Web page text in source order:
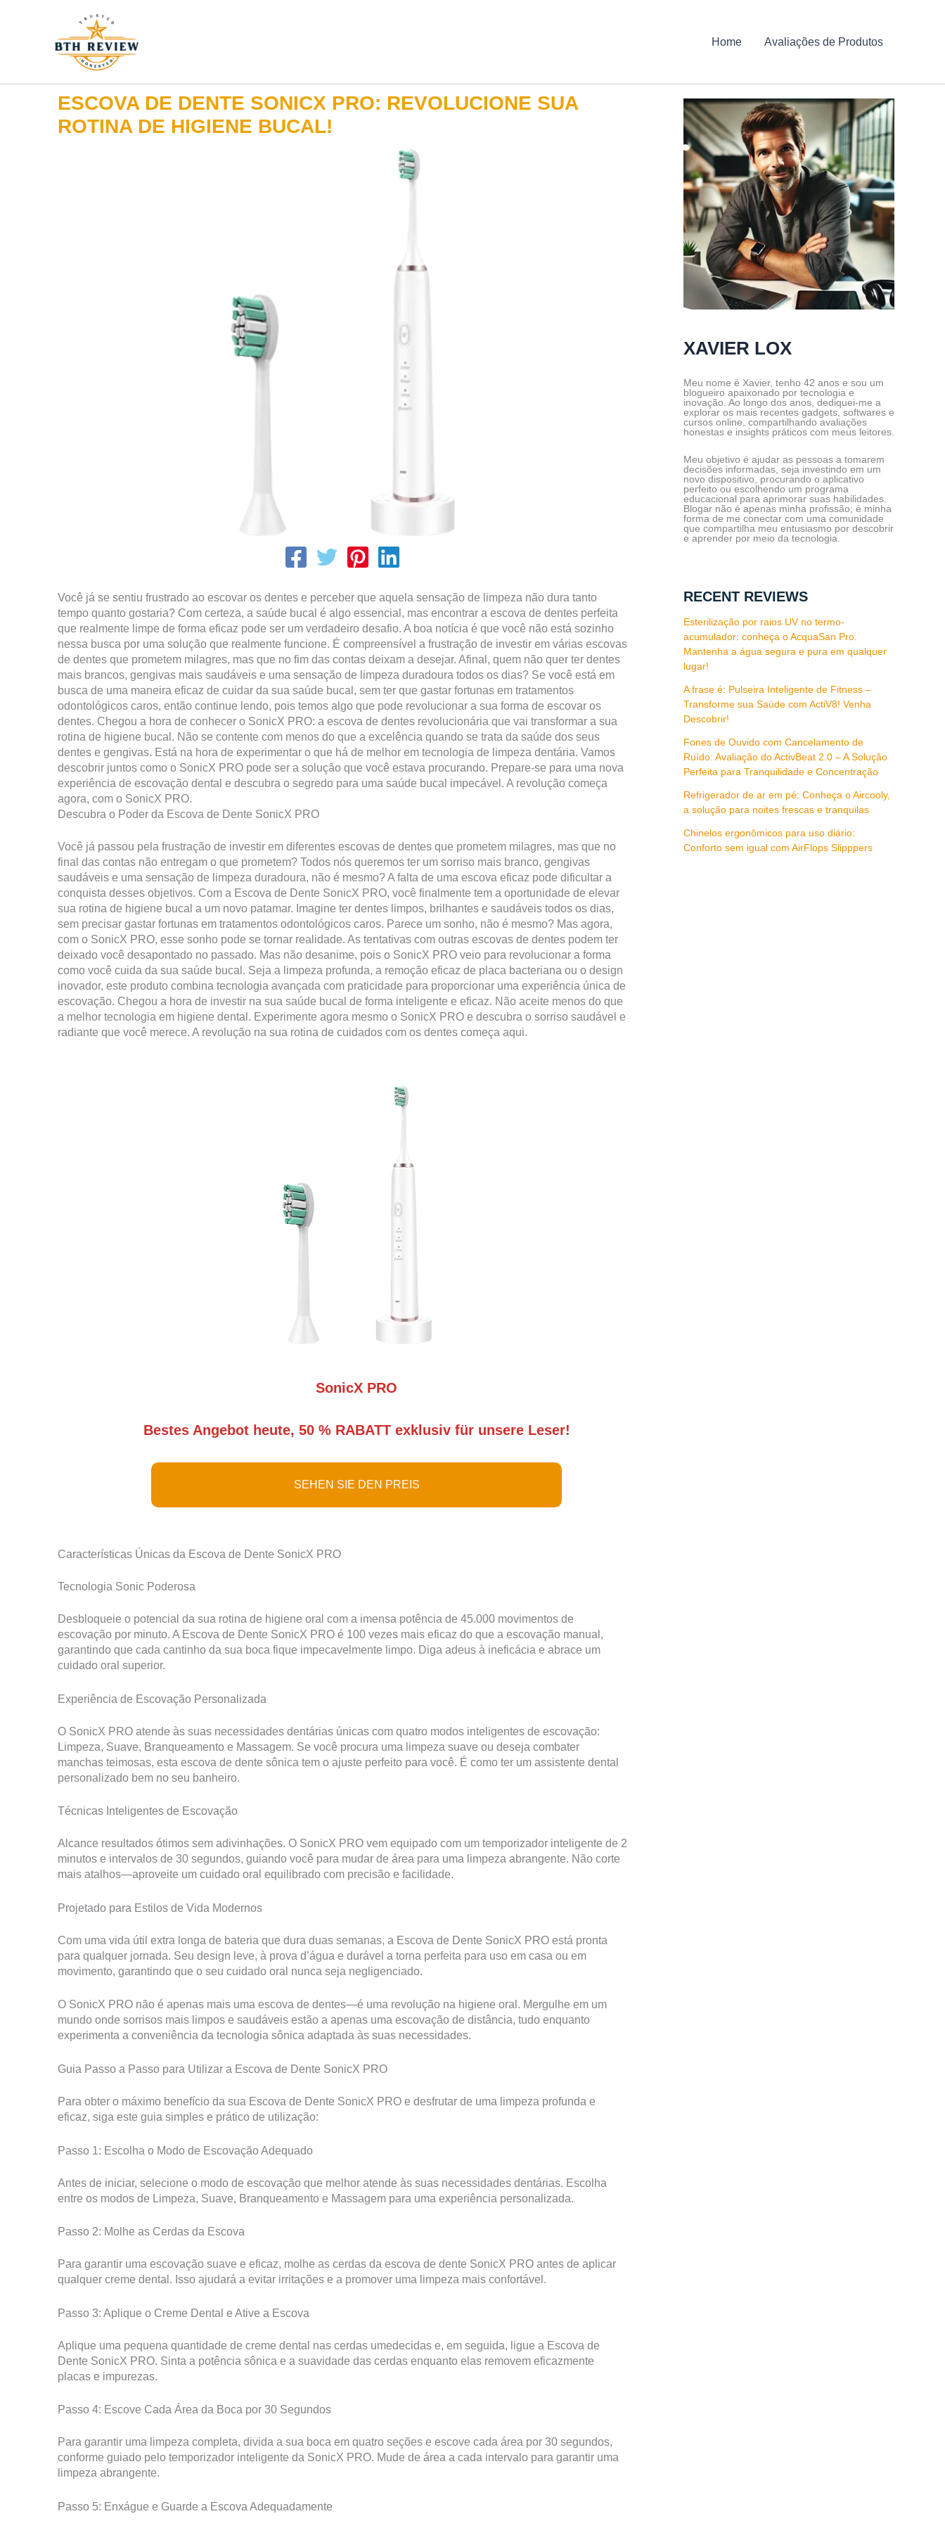
Home Avaliações de Produtos
ESCOVA DE DENTE SONICX PRO: REVOLUCIONE SUA
ROTINA DE HIGIENE BUCAL!
Você já se sentiu frustrado ao escovar os dentes e perceber que aquela sensação de limpeza não dura tanto
tempo quanto gostaria? Com certeza, a saúde bucal é algo essencial, mas encontrar a escova de dentes perfeita
que realmente limpe de forma eficaz pode ser um verdadeiro desafio. A boa notícia é que você não está sozinho
nessa busca por uma solução que realmente funcione. É compreensível a frustração de investir em várias escovas
de dentes que prometem milagres, mas que no fim das contas deixam a desejar. Afinal, quem não quer ter dentes
mais brancos, gengivas mais saudáveis e uma sensação de limpeza duradoura todos os dias? Se você está em
busca de uma maneira eficaz de cuidar da sua saúde bucal, sem ter que gastar fortunas em tratamentos
odontológicos caros, então continue lendo, pois temos algo que pode revolucionar a sua forma de escovar os
dentes. Chegou a hora de conhecer o SonicX PRO: a escova de dentes revolucionária que vai transformar a sua
rotina de higiene bucal. Não se contente com menos do que a excelência quando se trata da saúde dos seus
dentes e gengivas. Está na hora de experimentar o que há de melhor em tecnologia de limpeza dentária. Vamos
descobrir juntos como o SonicX PRO pode ser a solução que você estava procurando. Prepare-se para uma nova
experiência de escovação dental e descubra o segredo para uma saúde bucal impecável. A revolução começa
agora, com o SonicX PRO.
Descubra o Poder da Escova de Dente SonicX PRO
Você já passou pela frustração de investir em diferentes escovas de dentes que prometem milagres, mas que no
final das contas não entregam o que prometem? Todos nós queremos ter um sorriso mais branco, gengivas
saudáveis e uma sensação de limpeza duradoura, não é mesmo? A falta de uma escova eficaz pode dificultar a
conquista desses objetivos. Com a Escova de Dente SonicX PRO, você finalmente tem a oportunidade de elevar
sua rotina de higiene bucal a um novo patamar. Imagine ter dentes limpos, brilhantes e saudáveis todos os dias,
sem precisar gastar fortunas em tratamentos odontológicos caros. Parece um sonho, não é mesmo? Mas agora,
com o SonicX PRO, esse sonho pode se tornar realidade. As tentativas com outras escovas de dentes podem ter
deixado você desapontado no passado. Mas não desanime, pois o SonicX PRO veio para revolucionar a forma
como você cuida da sua saúde bucal. Seja a limpeza profunda, a remoção eficaz de placa bacteriana ou o design
inovador, este produto combina tecnologia avançada com praticidade para proporcionar uma experiência única de
escovação. Chegou a hora de investir na sua saúde bucal de forma inteligente e eficaz. Não aceite menos do que
a melhor tecnologia em higiene dental. Experimente agora mesmo o SonicX PRO e descubra o sorriso saudável e
radiante que você merece. A revolução na sua rotina de cuidados com os dentes começa aqui.
SonicX PRO
Bestes Angebot heute, 50 % RABATT exklusiv für unsere Leser!
SEHEN SIE DEN PREIS
Características Únicas da Escova de Dente SonicX PRO
Tecnologia Sonic Poderosa
Desbloqueie o potencial da sua rotina de higiene oral com a imensa potência de 45.000 movimentos de
escovação por minuto. A Escova de Dente SonicX PRO é 100 vezes mais eficaz do que a escovação manual,
garantindo que cada cantinho da sua boca fique impecavelmente limpo. Diga adeus à ineficácia e abrace um
cuidado oral superior.
Experiência de Escovação Personalizada
O SonicX PRO atende às suas necessidades dentárias únicas com quatro modos inteligentes de escovação:
Limpeza, Suave, Branqueamento e Massagem. Se você procura uma limpeza suave ou deseja combater
manchas teimosas, esta escova de dente sônica tem o ajuste perfeito para você. É como ter um assistente dental
personalizado bem no seu banheiro.
Técnicas Inteligentes de Escovação
Alcance resultados ótimos sem adivinhações. O SonicX PRO vem equipado com um temporizador inteligente de 2
minutos e intervalos de 30 segundos, guiando você para mudar de área para uma limpeza abrangente. Não corte
mais atalhos—aproveite um cuidado oral equilibrado com precisão e facilidade.
Projetado para Estilos de Vida Modernos
Com uma vida útil extra longa de bateria que dura duas semanas, a Escova de Dente SonicX PRO está pronta
para qualquer jornada. Seu design leve, à prova d’água e durável a torna perfeita para uso em casa ou em
movimento, garantindo que o seu cuidado oral nunca seja negligenciado.
O SonicX PRO não é apenas mais uma escova de dentes—é uma revolução na higiene oral. Mergulhe em um
mundo onde sorrisos mais limpos e saudáveis estão a apenas uma escovação de distância, tudo enquanto
experimenta a conveniência da tecnologia sônica adaptada às suas necessidades.
Guia Passo a Passo para Utilizar a Escova de Dente SonicX PRO
Para obter o máximo benefício da sua Escova de Dente SonicX PRO e desfrutar de uma limpeza profunda e
eficaz, siga este guia simples e prático de utilização:
Passo 1: Escolha o Modo de Escovação Adequado
Antes de iniciar, selecione o modo de escovação que melhor atende às suas necessidades dentárias. Escolha
entre os modos de Limpeza, Suave, Branqueamento e Massagem para uma experiência personalizada.
Passo 2: Molhe as Cerdas da Escova
Para garantir uma escovação suave e eficaz, molhe as cerdas da escova de dente SonicX PRO antes de aplicar
qualquer creme dental. Isso ajudará a evitar irritações e a promover uma limpeza mais confortável.
Passo 3: Aplique o Creme Dental e Ative a Escova
Aplique uma pequena quantidade de creme dental nas cerdas umedecidas e, em seguida, ligue a Escova de
Dente SonicX PRO. Sinta a potência sônica e a suavidade das cerdas enquanto elas removem eficazmente
placas e impurezas.
Passo 4: Escove Cada Área da Boca por 30 Segundos
Para garantir uma limpeza completa, divida a sua boca em quatro seções e escove cada área por 30 segundos,
conforme guiado pelo temporizador inteligente da SonicX PRO. Mude de área a cada intervalo para garantir uma
limpeza abrangente.
Passo 5: Enxágue e Guarde a Escova Adequadamente
XAVIER LOX
Meu nome é Xavier, tenho 42 anos e sou um
blogueiro apaixonado por tecnologia e
inovação. Ao longo dos anos, dediquei-me a
explorar os mais recentes gadgets, softwares e
cursos online, compartilhando avaliações
honestas e insights práticos com meus leitores.
Meu objetivo é ajudar as pessoas a tomarem
decisões informadas, seja investindo em um
novo dispositivo, procurando o aplicativo
perfeito ou escolhendo um programa
educacional para aprimorar suas habilidades.
Blogar não é apenas minha profissão; é minha
forma de me conectar com uma comunidade
que compartilha meu entusiasmo por descobrir
e aprender por meio da tecnologia.
RECENT REVIEWS
Esterilização por raios UV no termo-
acumulador: conheça o AcquaSan Pro.
Mantenha a água segura e pura em qualquer
lugar!
A frase é: Pulseira Inteligente de Fitness –
Transforme sua Saúde com ActiV8! Venha
Descobrir!
Fones de Ouvido com Cancelamento de
Ruído: Avaliação do ActivBeat 2.0 – A Solução
Perfeita para Tranquilidade e Concentração
Refrigerador de ar em pé: Conheça o Aircooly,
a solução para noites frescas e tranquilas
Chinelos ergonômicos para uso diário:
Conforto sem igual com AirFlops Slipppers